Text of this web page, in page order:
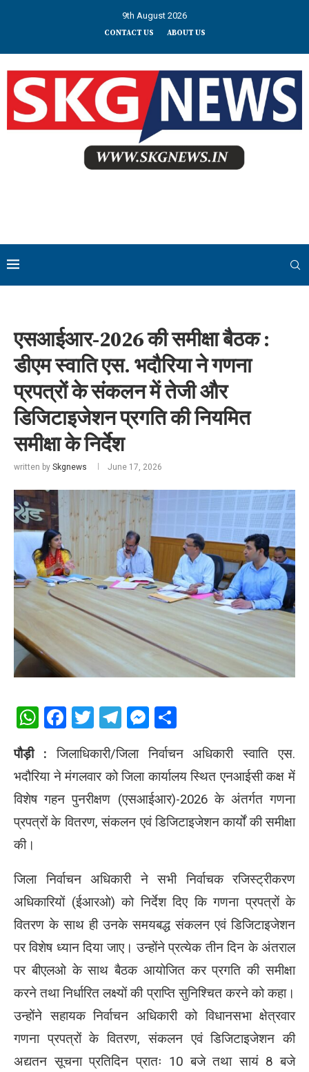
9th August 2026
CONTACT US ABOUT US
एसआईआर-2026 की समीक्षा बैठक :
डीएम स्वाति एस. भदौरिया ने गणना
प्रपत्रों के संकलन में तेजी और
डिजिटाइजेशन प्रगति की नियमित
समीक्षा के निर्देश
written by Skgnews June 17, 2026
WhatsApp
Facebook
Twitter
Telegram
Messenger
पौड़ी : जिलाधिकारी/जिला निर्वाचन अधिकारी स्वाति एस.
भदौरिया ने मंगलवार को जिला कार्यालय स्थित एनआईसी कक्ष में
विशेष गहन पुनरीक्षण (एसआईआर)-2026 के अंतर्गत गणना
प्रपत्रों के वितरण, संकलन एवं डिजिटाइजेशन कार्यों की समीक्षा
की।
जिला निर्वाचन अधिकारी ने सभी निर्वाचक रजिस्ट्रीकरण
अधिकारियों (ईआरओ) को निर्देश दिए कि गणना प्रपत्रों के
वितरण के साथ ही उनके समयबद्ध संकलन एवं डिजिटाइजेशन
पर विशेष ध्यान दिया जाए। उन्होंने प्रत्येक तीन दिन के अंतराल
पर बीएलओ के साथ बैठक आयोजित कर प्रगति की समीक्षा
करने तथा निर्धारित लक्ष्यों की प्राप्ति सुनिश्चित करने को कहा।
उन्होंने सहायक निर्वाचन अधिकारी को विधानसभा क्षेत्रवार
गणना प्रपत्रों के वितरण, संकलन एवं डिजिटाइजेशन की
अद्यतन सूचना प्रतिदिन प्रातः 10 बजे तथा सायं 8 बजे